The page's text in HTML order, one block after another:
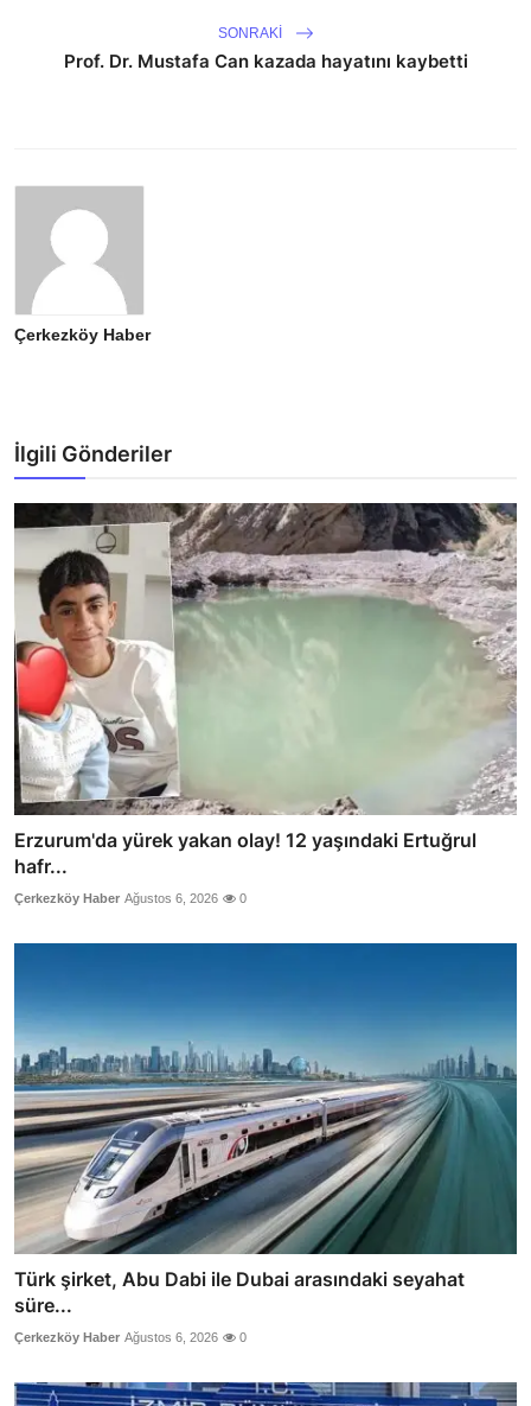
SONRAKI
Prof. Dr. Mustafa Can kazada hayatını kaybetti
Çerkezköy Haber
İlgili Gönderiler
Erzurum'da yürek yakan olay! 12 yaşındaki Ertuğrul
hafr...
Çerkezköy Haber Ağustos 6, 2026 0
Türk şirket, Abu Dabi ile Dubai arasındaki seyahat
süre...
Çerkezköy Haber Ağustos 6, 2026 0